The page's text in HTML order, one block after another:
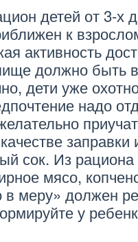
детей от 3-х
к
активность
должно быть
дети уже
надо
заправки
сок. Из
мясо,
меру» должен
у